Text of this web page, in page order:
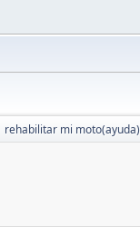
rehabilitar mi moto(ayuda)